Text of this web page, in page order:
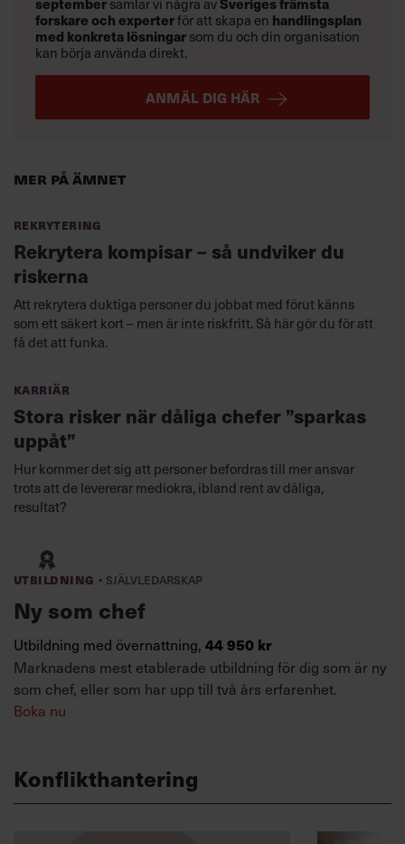
Mer på ämnet
Rekrytering
Rekrytera kompisar – så undviker du
riskerna
Att rekrytera duktiga personer du jobbat med förut känns
som ett säkert kort – men är inte riskfritt. Så här gör du för att
få det att funka.
Karriär
Stora risker när dåliga chefer ”sparkas
uppåt”
Hur kommer det sig att personer befordras till mer ansvar
trots att de levererar mediokra, ibland rent av dåliga,
resultat?
Utbildning · Självledarskap
Ny som chef
Utbildning med övernattning, 44 950 kr
Marknadens mest etablerade utbildning för dig som är ny
som chef, eller som har upp till två års erfarenhet.
Boka nu
forskare och experterför att skapa en handlingsplan
med konkreta lösningarsom du och din organisation
kan börja använda direkt.
ANMÄL DIG HÄR
Konflikthantering